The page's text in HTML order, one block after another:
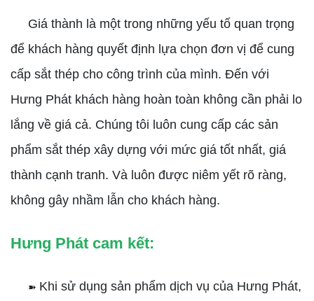
Giá thành là một trong những yếu tố quan trọng
để khách hàng quyết định lựa chọn đơn vị để cung
cấp sắt thép cho công trình của mình. Đến với
Hưng Phát khách hàng hoàn toàn không cần phải lo
lắng về giá cả. Chúng tôi luôn cung cấp các sản
phẩm sắt thép xây dựng với mức giá tốt nhất, giá
thành cạnh tranh. Và luôn được niêm yết rõ ràng,
không gây nhầm lẫn cho khách hàng.
Hưng Phát cam kết:
➽ Khi sử dụng sản phẩm dịch vụ của Hưng Phát,